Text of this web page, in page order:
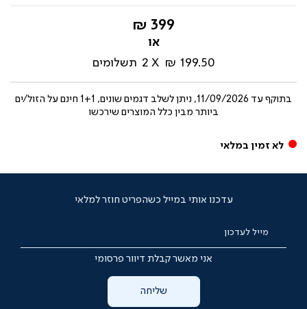
החל
מ-
399 ₪
199.50 ₪
2 תשלומים
בתוקף עד
11/09/2026, ניתן לשלב דגמים שונים, 1+1 חינם על הזול/ים
ביותר מבין כלל המוצרים שירכשו
לא זמין במלאי
עדכנו אותי במייל כשהפריט חוזר למלאי
מייל לעדכון
אני מאשר קבלת דיוור פרסומי
שליחה